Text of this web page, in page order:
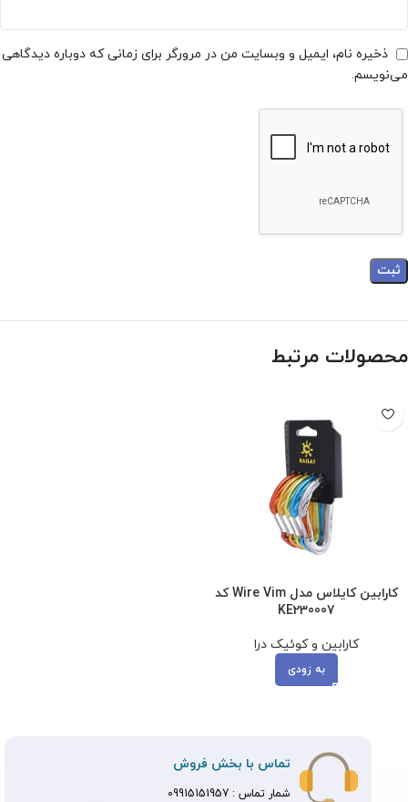
ذخیره نام، ایمیل و وبسایت من در مرورگر برای زمانی که دوباره دیدگاهی
می‌نویسم.
محصولات مرتبط
کارابین کایلاس مدل Wire Vim کد
KE230007
کارابین و کوئیک درا
به زودی
تماس با بخش فروش
شمار تماس : 09915151957